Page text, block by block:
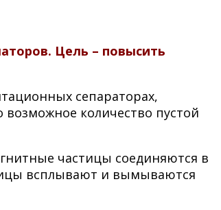
Цель – повысить
сепараторах,
количество пустой
частицы соединяются в
всплывают и вымываются